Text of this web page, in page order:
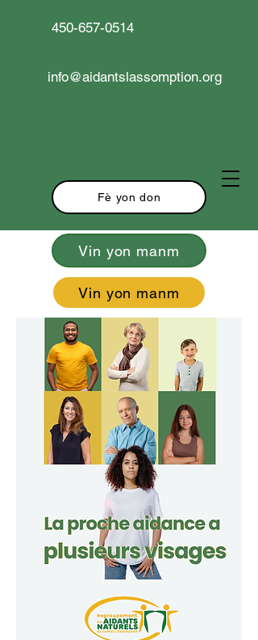
Vin yon manm
Vin yon manm
450-657-0514
info@aidantslassomption.org
Fè yon don